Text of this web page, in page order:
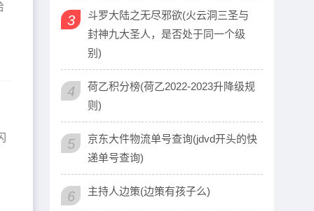
3
斗罗大陆之无尽邪欲(火云洞三圣与
封神九大圣人，是否处于同一个级
别)
4
荷乙积分榜(荷乙2022-2023升降级规
则)
5
京东大件物流单号查询(jdvd开头的快
递单号查询)
6 主持人边策(边策有孩子么)